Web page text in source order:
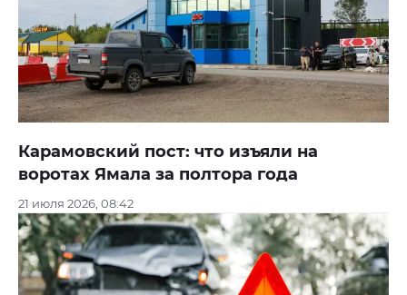
Карамовский пост: что изъяли на
воротах Ямала за полтора года
21 июля 2026, 08:42